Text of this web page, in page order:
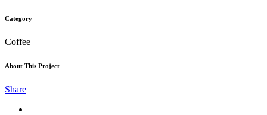
Category
Coffee
About This Project
Share